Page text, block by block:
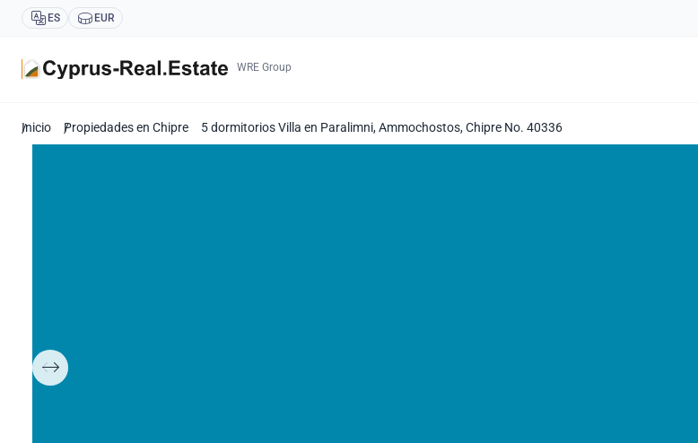
ES EUR
WRE Group
Inicio Propiedades en Chipre 5 dormitorios Villa en Paralimni, Ammochostos, Chipre No. 40336